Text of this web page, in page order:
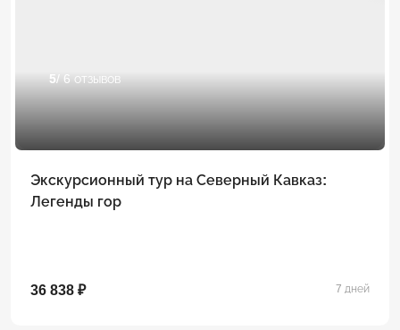
5/ 6 отзывов
Экскурсионный тур на Северный Кавказ:
Легенды гор
36 838 ₽ 7 дней